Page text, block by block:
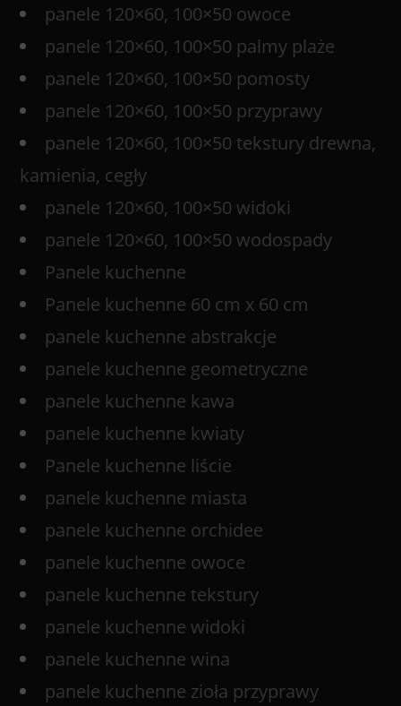
panele 120×60, 100×50 owoce
panele 120×60, 100×50 palmy plaże
panele 120×60, 100×50 pomosty
panele 120×60, 100×50 przyprawy
panele 120×60, 100×50 tekstury drewna,
kamienia, cegły
panele 120×60, 100×50 widoki
panele 120×60, 100×50 wodospady
Panele kuchenne
Panele kuchenne 60 cm x 60 cm
panele kuchenne abstrakcje
panele kuchenne geometryczne
panele kuchenne kawa
panele kuchenne kwiaty
Panele kuchenne liście
panele kuchenne miasta
panele kuchenne orchidee
panele kuchenne owoce
panele kuchenne tekstury
panele kuchenne widoki
panele kuchenne wina
panele kuchenne zioła przyprawy